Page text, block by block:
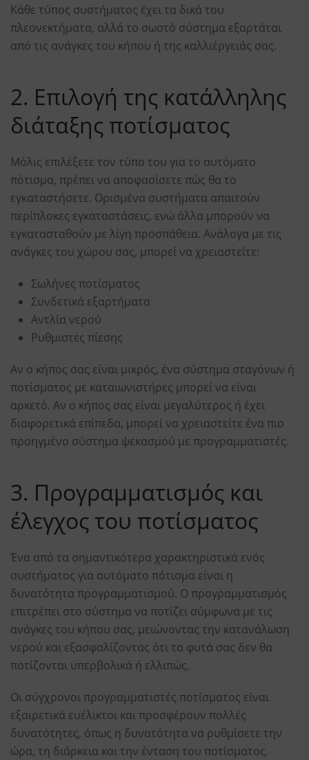
Κάθε τύπος συστήματος έχει τα δικά του
πλεονεκτήματα, αλλά το σωστό σύστημα εξαρτάται
από τις ανάγκες του κήπου ή της καλλιέργειάς σας.
2. Επιλογή της κατάλληλης
διάταξης ποτίσματος
Μόλις επιλέξετε τον τύπο του για το αυτόματο
πότισμα, πρέπει να αποφασίσετε πώς θα το
εγκαταστήσετε. Ορισμένα συστήματα απαιτούν
περίπλοκες εγκαταστάσεις, ενώ άλλα μπορούν να
εγκατασταθούν με λίγη προσπάθεια. Ανάλογα με τις
ανάγκες του χώρου σας, μπορεί να χρειαστείτε:
Σωλήνες ποτίσματος
Συνδετικά εξαρτήματα
Αντλία νερού
Ρυθμιστές πίεσης
Αν ο κήπος σας είναι μικρός, ένα σύστημα σταγόνων ή
ποτίσματος με καταιωνιστήρες μπορεί να είναι
αρκετό. Αν ο κήπος σας είναι μεγαλύτερος ή έχει
διαφορετικά επίπεδα, μπορεί να χρειαστείτε ένα πιο
προηγμένο σύστημα ψεκασμού με προγραμματιστές.
3. Προγραμματισμός και
έλεγχος του ποτίσματος
Ένα από τα σημαντικότερα χαρακτηριστικά ενός
συστήματος για αυτόματο πότισμα είναι η
δυνατότητα προγραμματισμού. Ο προγραμματισμός
επιτρέπει στο σύστημα να ποτίζει σύμφωνα με τις
ανάγκες του κήπου σας, μειώνοντας την κατανάλωση
νερού και εξασφαλίζοντας ότι τα φυτά σας δεν θα
ποτίζονται υπερβολικά ή ελλιπώς.
Οι σύγχρονοι προγραμματιστές ποτίσματος είναι
εξαιρετικά ευέλικτοι και προσφέρουν πολλές
δυνατότητες, όπως η δυνατότητα να ρυθμίσετε την
ώρα, τη διάρκεια και την ένταση του ποτίσματος.